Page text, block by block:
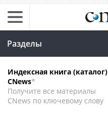
Разделы
Индексная книга (каталог)
CNews*
Получите все материалы
CNews по ключевому слову